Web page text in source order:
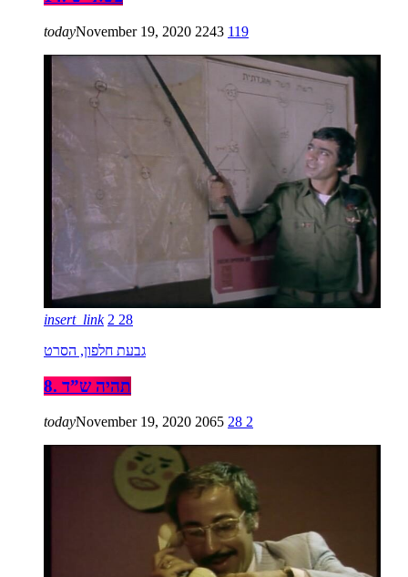
todayNovember 19, 2020 2243 119
insert_link 2 28
גבעת חלפון, הסרט
8. תהיה ש”ד
todayNovember 19, 2020 2065 28 2